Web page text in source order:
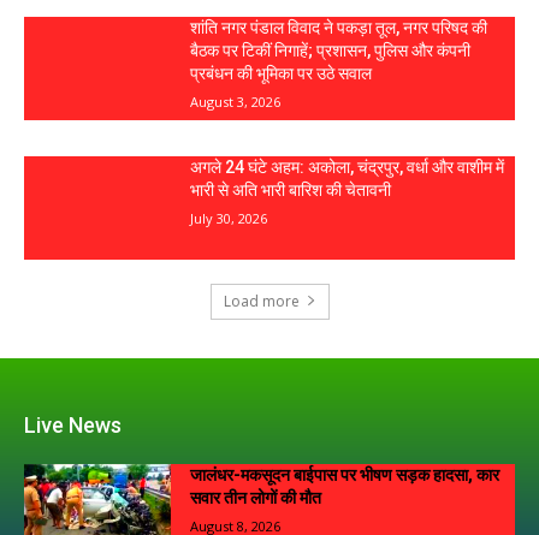
शांति नगर पंडाल विवाद ने पकड़ा तूल, नगर परिषद की
बैठक पर टिकीं निगाहें; प्रशासन, पुलिस और कंपनी
प्रबंधन की भूमिका पर उठे सवाल
August 3, 2026
अगले 24 घंटे अहम: अकोला, चंद्रपुर, वर्धा और वाशीम में
भारी से अति भारी बारिश की चेतावनी
July 30, 2026
Load more
Live News
जालंधर-मकसूदन बाईपास पर भीषण सड़क हादसा, कार
सवार तीन लोगों की मौत
August 8, 2026